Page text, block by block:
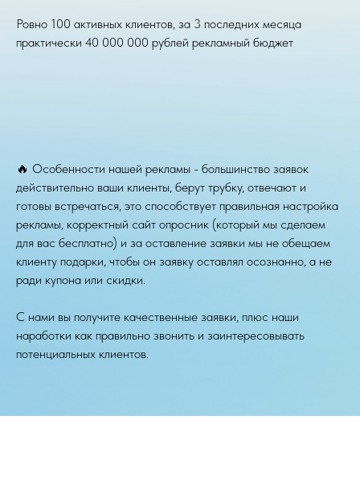
Ровно 100 активных клиентов, за 3 последних месяца
практически 40 000 000 рублей рекламный бюджет
🔥 Особенности нашей рекламы - большинство заявок
действительно ваши клиенты, берут трубку, отвечают и
готовы встречаться, это способствует правильная настройка
рекламы, корректный сайт опросник (который мы сделаем
для вас бесплатно) и за оставление заявки мы не обещаем
клиенту подарки, чтобы он заявку оставлял осознанно, а не
ради купона или скидки.
С нами вы получите качественные заявки, плюс наши
наработки как правильно звонить и заинтересовывать
потенциальных клиентов.